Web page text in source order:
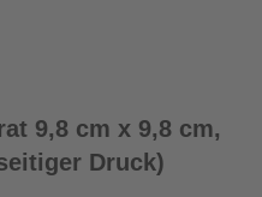
9,8 cm x 9,8 cm,
Druck)